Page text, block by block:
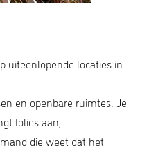
uiteenlopende locaties in
en openbare ruimtes. Je
folies aan,
die weet dat het